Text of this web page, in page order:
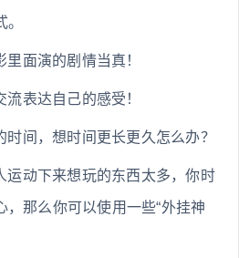
面演的剧情当真！
表达自己的感受！
间，想时间更长更久怎么办？
运动下来想玩的东西太多，你时
，那么你可以使用一些“外挂神